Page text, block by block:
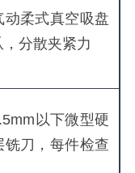
动柔式真空吸盘
分散夹紧力
以下微型硬
铣刀，每件检查